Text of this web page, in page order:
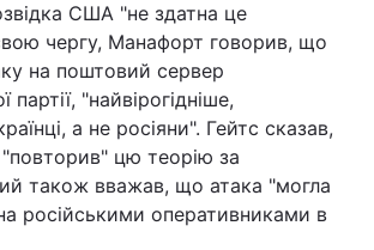
США "не здатна це
чергу, Манафорт говорив, що
на поштовий сервер
"найвірогідніше,
а не росіяни". Гейтс сказав,
цю теорію за
також вважав, що атака "могла
російськими оперативниками в